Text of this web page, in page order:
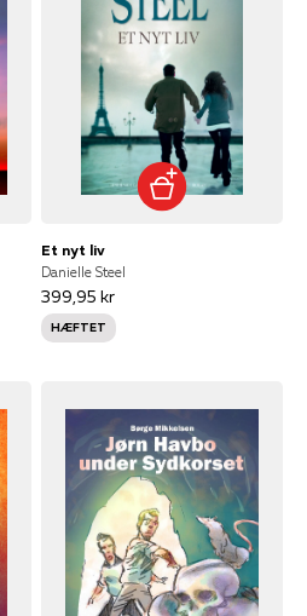
Et nyt liv
Danielle Steel
399,95 kr
HÆFTET